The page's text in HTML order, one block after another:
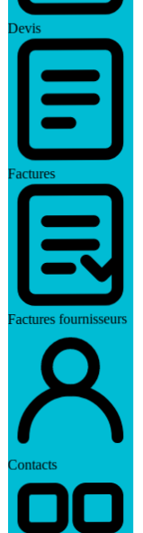
Devis
Factures
Factures fournisseurs
Contacts